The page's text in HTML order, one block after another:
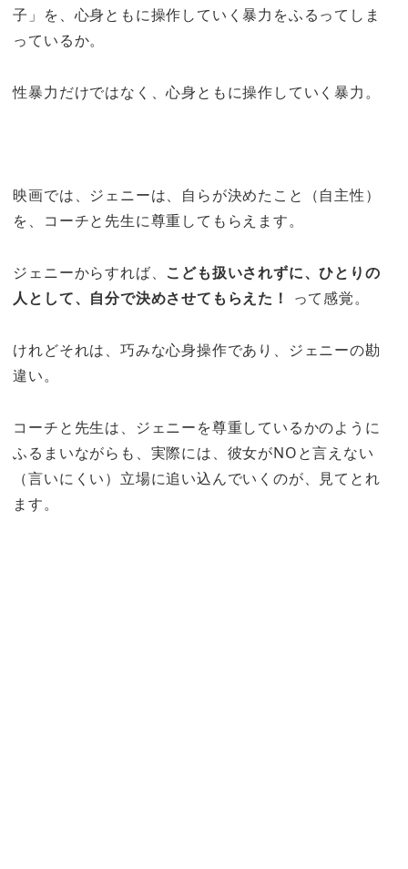
子」を、心身ともに操作していく暴力をふるってしま
っているか。
性暴力だけではなく、心身ともに操作していく暴力。
映画では、ジェニーは、自らが決めたこと（自主性）
を、コーチと先生に尊重してもらえます。
ジェニーからすれば、 こども扱いされずに、ひとりの
人として、自分で決めさせてもらえた！
って感覚。
けれどそれは、巧みな心身操作であり、ジェニーの勘
違い。
コーチと先生は、ジェニーを尊重しているかのように
ふるまいながらも、実際には、彼女がNOと言えない
（言いにくい）立場に追い込んでいくのが、見てとれ
ます。